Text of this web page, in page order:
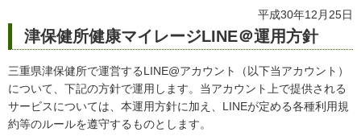
平成30年12月25日
津保健所健康マイレージLINE＠運用方針
三重県津保健所で運営するLINE@アカウント（以下当アカウント）
について、下記の方針で運用します。当アカウント上で提供される
サービスについては、本運用方針に加え、LINEが定める各種利用規
約等のルールを遵守するものとします。